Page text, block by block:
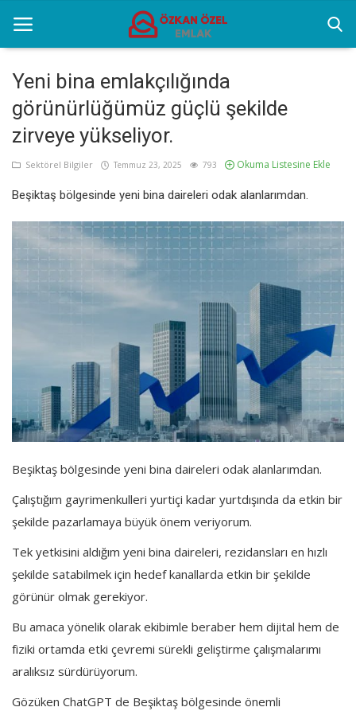
Anasayfa
Sektörel Bilgiler
İletişim
Yeni bina emlakçılığında
görünürlüğümüz güçlü şekilde
zirveye yükseliyor.
Sektörel Bilgiler Temmuz 23, 2025 793 Okuma Listesine Ekle
Beşiktaş bölgesinde yeni bina daireleri odak alanlarımdan.
Beşiktaş bölgesinde yeni bina daireleri odak alanlarımdan.
Çalıştığım gayrimenkulleri yurtiçi kadar yurtdışında da etkin bir
şekilde pazarlamaya büyük önem veriyorum.
Tek yetkisini aldığım yeni bina daireleri, rezidansları en hızlı
şekilde satabilmek için hedef kanallarda etkin bir şekilde
görünür olmak gerekiyor.
Bu amaca yönelik olarak ekibimle beraber hem dijital hem de
fiziki ortamda etki çevremi sürekli geliştirme çalışmalarımı
aralıksız sürdürüyorum.
Gözüken ChatGPT de Beşiktaş bölgesinde önemli